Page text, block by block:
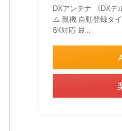
DXアンテナ 《DXデ
ム 親機 自動登録タ
8K対応 最…